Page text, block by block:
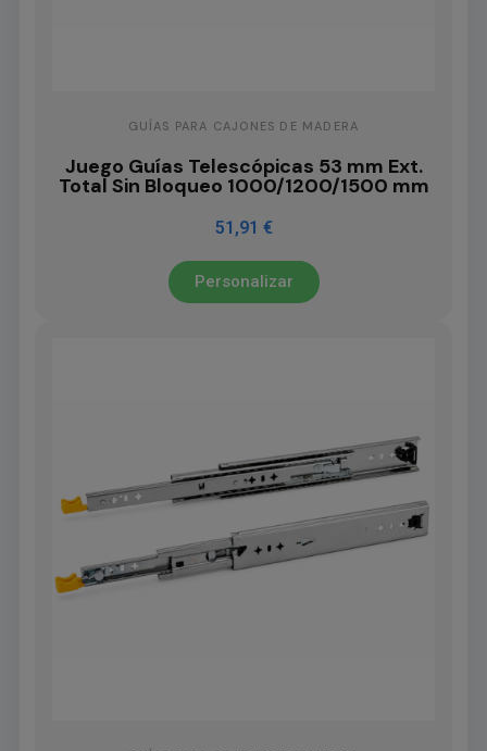
GUÍAS PARA CAJONES DE MADERA
Juego Guías Telescópicas 53 mm Ext.
Total Sin Bloqueo 1000/1200/1500 mm
51,91 €
Personalizar